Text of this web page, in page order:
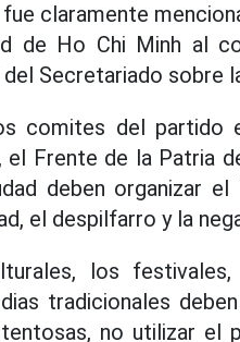
claramente
de Ho Chi Minh al
Secretariado sobre
comites del
el Frente de la Patria
deben organizar
el despilfarro y la
los
tradicionales
no utilizar el